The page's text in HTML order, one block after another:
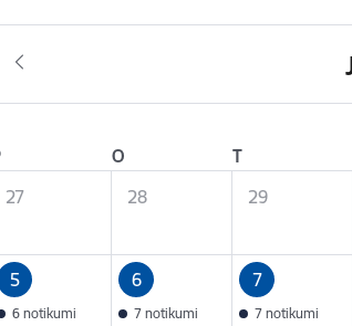
O T
27
28 29
5
6 notikumi
6
7 notikumi
7
7 notikumi